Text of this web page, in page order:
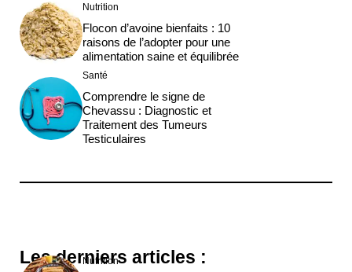
Nutrition
Flocon d’avoine bienfaits : 10
raisons de l’adopter pour une
alimentation saine et équilibrée
Santé
Comprendre le signe de
Chevassu : Diagnostic et
Traitement des Tumeurs
Testiculaires
Les derniers articles :
Nutrition